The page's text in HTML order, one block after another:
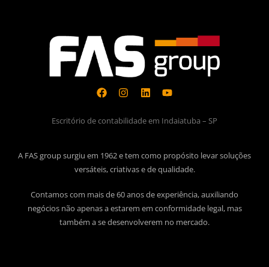
Escritório de contabilidade em Indaiatuba – SP
A FAS group surgiu em 1962 e tem como propósito levar soluções
versáteis, criativas e de qualidade.
Contamos com mais de 60 anos de experiência, auxiliando
negócios não apenas a estarem em conformidade legal, mas
também a se desenvolverem no mercado.